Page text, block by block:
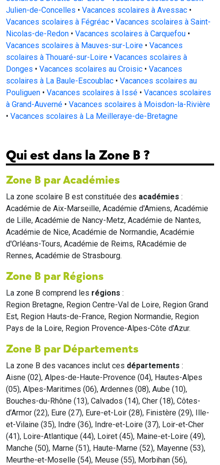
Julien-de-Concelles • Vacances scolaires à Avessac •
Vacances scolaires à Fégréac • Vacances scolaires à Saint-
Nicolas-de-Redon • Vacances scolaires à Carquefou •
Vacances scolaires à Mauves-sur-Loire • Vacances
scolaires à Thouaré-sur-Loire • Vacances scolaires à
Donges • Vacances scolaires au Croisic • Vacances
scolaires à La Baule-Escoublac • Vacances scolaires au
Pouliguen • Vacances scolaires à Issé • Vacances scolaires
à Grand-Auverné • Vacances scolaires à Moisdon-la-Rivière
• Vacances scolaires à La Meilleraye-de-Bretagne
Qui est dans la Zone B ?
Zone B par Académies
La zone scolaire B est constituée des académies :
Académie de Aix-Marseille, Académie d'Amiens, Académie
de Lille, Académie de Nancy-Metz, Académie de Nantes,
Académie de Nice, Académie de Normandie, Académie
d'Orléans-Tours, Académie de Reims, RAcadémie de
Rennes, Académie de Strasbourg.
Zone B par Régions
La zone B comprend les régions :
Region Bretagne, Region Centre-Val de Loire, Region Grand
Est, Region Hauts-de-France, Region Normandie, Region
Pays de la Loire, Region Provence-Alpes-Côte d’Azur.
Zone B par Départements
La zone B des vacances inclut ces départements :
Aisne (02), Alpes-de-Haute-Provence (04), Hautes-Alpes
(05), Alpes-Maritimes (06), Ardennes (08), Aube (10),
Bouches-du-Rhône (13), Calvados (14), Cher (18), Côtes-
d’Armor (22), Eure (27), Eure-et-Loir (28), Finistère (29), Ille-
et-Vilaine (35), Indre (36), Indre-et-Loire (37), Loir-et-Cher
(41), Loire-Atlantique (44), Loiret (45), Maine-et-Loire (49),
Manche (50), Marne (51), Haute-Marne (52), Mayenne (53),
Meurthe-et-Moselle (54), Meuse (55), Morbihan (56),